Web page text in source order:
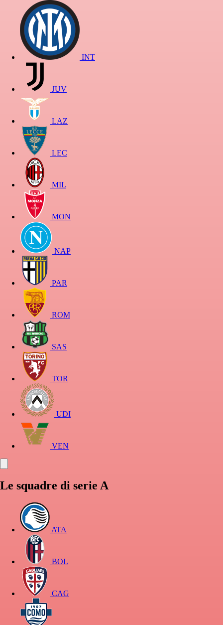
INT
JUV
LAZ
LEC
MIL
MON
NAP
PAR
ROM
SAS
TOR
UDI
VEN
Le squadre di serie A
ATA
BOL
CAG